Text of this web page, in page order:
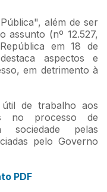
além de ser
assunto (nº 12.527,
em 18 de
aspectos e
em detrimento à
de trabalho aos
no processo de
sociedade pelas
pelo Governo
PDF